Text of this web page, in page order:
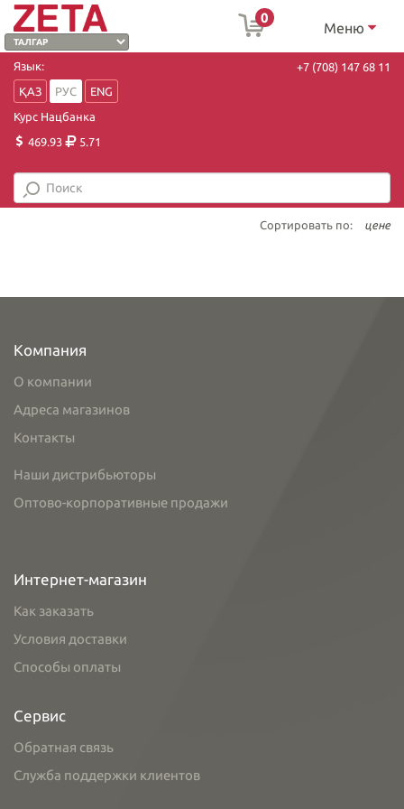
0
Меню
Язык:
ҚАЗ
РУС
ENG
Курс Нацбанка
469.93
5.71
+7 (708) 147 68 11
Сортировать по: цене
Компания
О компании
Адреса магазинов
Контакты
Наши дистрибьюторы
Оптово-корпоративные продажи
Интернет-магазин
Как заказать
Условия доставки
Способы оплаты
Сервис
Обратная связь
Служба поддержки клиентов